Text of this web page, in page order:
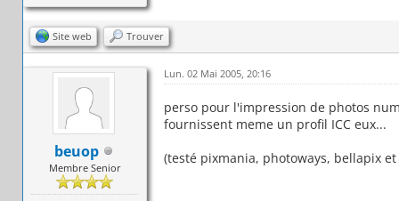
Site web Trouver
beuop
Membre Senior
Lun. 02 Mai 2005, 20:16
perso pour l'impression de photos
fournissent meme un profil ICC eux...
(testé pixmania, photoways, bellapix